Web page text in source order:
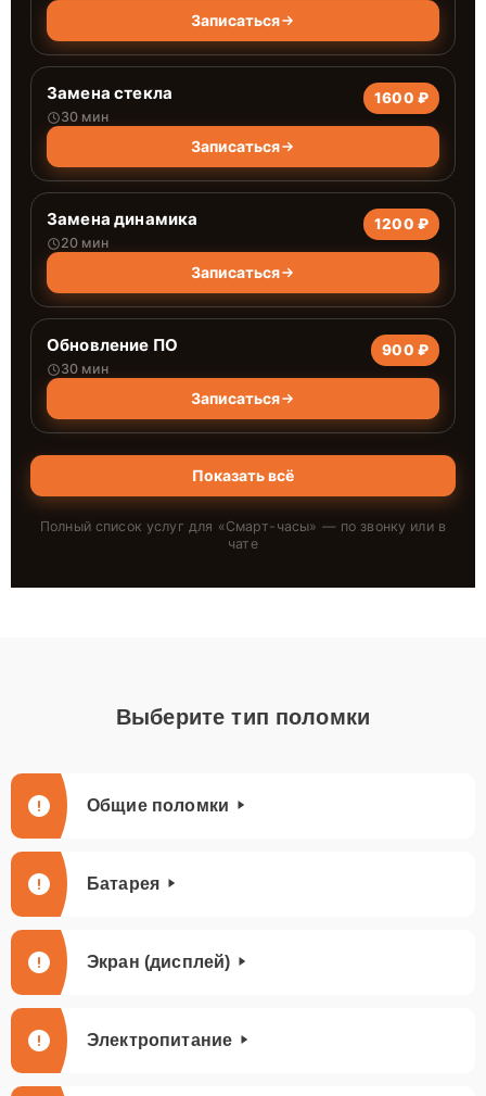
Записаться
Замена стекла
30 мин
1600 ₽
Записаться
Замена динамика
20 мин
1200 ₽
Записаться
Обновление ПО
30 мин
900 ₽
Записаться
Показать всё
Полный список услуг для «Смарт-часы» — по звонку или в
чате
Выберите тип поломки
Общие поломки
Батарея
Экран (дисплей)
Электропитание